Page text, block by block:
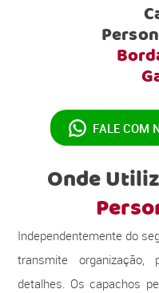
FALE COM
Onde
Independentemente do
transmite organização,
detalhes. Os capachos